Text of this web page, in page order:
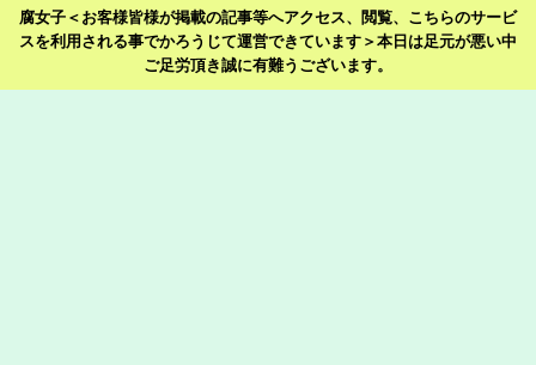
腐女子＜お客様皆様が掲載の記事等へアクセス、閲覧、こちらのサービ
スを利用される事でかろうじて運営できています＞本日は足元が悪い中
ご足労頂き誠に有難うございます。